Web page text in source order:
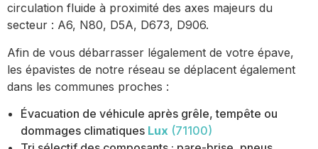
circulation fluide à proximité des axes majeurs du
secteur : A6, N80, D5A, D673, D906.
Afin de vous débarrasser légalement de votre épave,
les épavistes de notre réseau se déplacent également
dans les communes proches :
Évacuation de véhicule après grêle, tempête ou
dommages climatiques Lux (71100)